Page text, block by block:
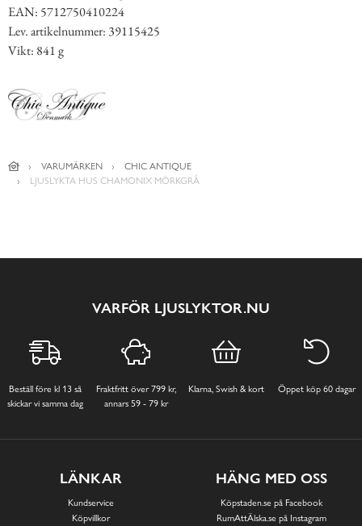
EAN: 5712750410224
Lev. artikelnummer: 39115425
Vikt: 841 g
VARUMÄRKEN
CHIC ANTIQUE
LJUSLYKTA HUS CHAMONIX MÖRKGRÅ
VARFÖR LJUSLYKTOR.NU
Beställ före kl 13 så
skickar vi samma dag
Fraktfritt över 799 kr,
annars 59 - 79 kr
Klarna, Swish & kort Öppet köp 60 dagar
LÄNKAR
Kundservice
Köpvillkor
HÄNG MED OSS
Köpstaden.se på Facebook
RumAttÄlska.se på Instagram